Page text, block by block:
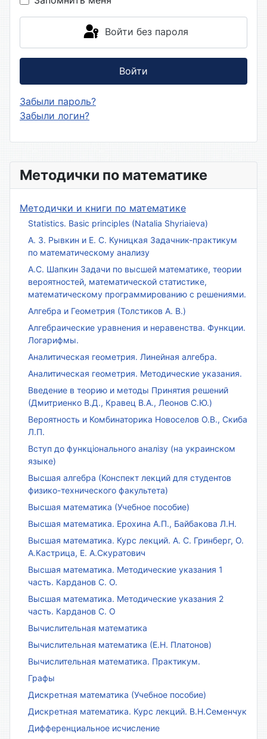
Методички по математике
Методички и книги по математике
Statistics. Basic principles (Natalia Shyriaieva)
А. З. Рывкин и Е. С. Куницкая Задачник-практикум
по математическому анализу
А.С. Шапкин Задачи по высшей математике, теории
вероятностей, математической статистике,
математическому программированию с решениями.
Алгебра и Геометрия (Толстиков А. В.)
Алгебраические уравнения и неравенства. Функции.
Логарифмы.
Аналитическая геометрия. Линейная алгебра.
Аналитическая геометрия. Методические указания.
Введение в теорию и методы Принятия решений
(Дмитриенко В.Д., Кравец В.А., Леонов С.Ю.)
Вероятность и Комбинаторика Новоселов О.В., Скиба
Л.П.
Вступ до функціонального аналізу (на украинском
языке)
Высшая алгебра (Конспект лекций для студентов
физико-технического факультета)
Высшая математика (Учебное пособие)
Высшая математика. Ерохина А.П., Байбакова Л.Н.
Высшая математика. Курс лекций. А. С. Гринберг, О.
А.Кастрица, Е. А.Скуратович
Высшая математика. Методические указания 1
часть. Карданов С. О.
Высшая математика. Методические указания 2
часть. Карданов С. О
Вычислительная математика
Вычислительная математика (Е.Н. Платонов)
Вычислительная математика. Практикум.
Графы
Дискретная математика (Учебное пособие)
Дискретная математика. Курс лекций. В.Н.Семенчук
Дифференциальное исчисление
Войти без пароля
Войти
Забыли пароль?
Забыли логин?